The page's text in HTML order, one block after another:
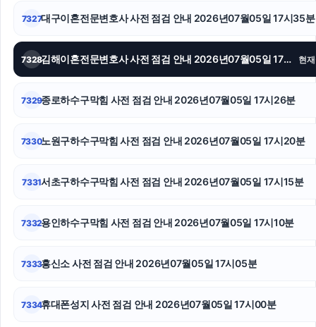
이혼재산분할
수원피부과
7327대구이혼전문변호사 사전 점검 안내 2026년07월05일 17시35분
7328 김해이혼전문변호사 사전 점검 안내 2026년07월05일 17시30분 현
7329종로하수구막힘 사전 점검 안내 2026년07월05일 17시26분
7330노원구하수구막힘 사전 점검 안내 2026년07월05일 17시20분
7331서초구하수구막힘 사전 점검 안내 2026년07월05일 17시15분
7332용인하수구막힘 사전 점검 안내 2026년07월05일 17시10분
7333흥신소 사전 점검 안내 2026년07월05일 17시05분
7334휴대폰성지 사전 점검 안내 2026년07월05일 17시00분